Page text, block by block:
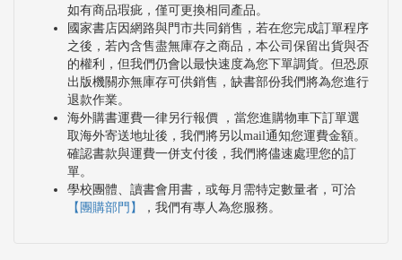
如有商品瑕疵，僅可更換相同產品。
國家書店因網路與門市共同銷售，若在您完成訂單程序
之後，若內含售盡無庫存之商品，本公司保留出貨與否
的權利，但我們仍會以最快速度為您下單調貨。但恐原
出版機關亦無庫存可供銷售，缺書部份我們將為您進行
退款作業。
海外購書運費一律另行報價 ，當您進購物車下訂單選
取海外寄送地址後，我們將另以mail通知您運費金額。
確認書款與運費一併支付後，我們將儘速處理您的訂
單。
學校團體、讀書會用書，或每月需特定數量者，可洽
【團購部門】
，我們有專人為您服務。